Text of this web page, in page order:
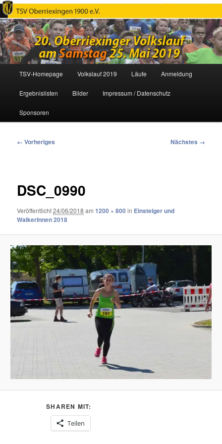
Oberriexinger Volkslauf
Zum
primären
Inhalt
springen
TSV-Homepage Volkslauf 2019 Läufe Anmeldung
Ergebnislisten Bilder Impressum / Datenschutz
Sponsoren
Bilder-
← Vorheriges Nächstes →
DSC_0990
Veröffentlicht24/06/2018 am1200 × 800in Einsteiger und
WalkerInnen 2018
SHAREN MIT:
Teilen